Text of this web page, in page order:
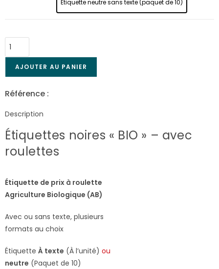
Etiquette neutre sans texte (paquet de 10)
AJOUTER AU PANIER
Référence :
Description
Étiquettes noires « BIO » – avec
roulettes
Étiquette de prix à roulette
Agriculture Biologique (AB)
Avec ou sans texte, plusieurs
formats au choix
Étiquette À texte (À l’unité) ou
neutre (Paquet de 10)